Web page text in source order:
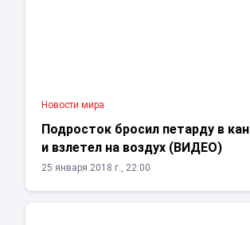
Новости мира
Подросток бросил петарду в
и взлетел на воздух (ВИДЕО)
25 января 2018 г., 22:00